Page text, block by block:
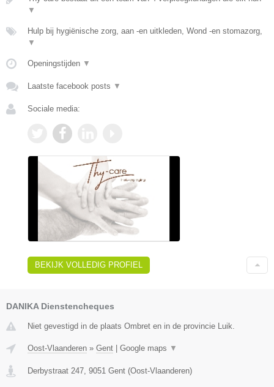
▼
Hulp bij hygiënische zorg, aan -en uitkleden, Wond -en stomazorg,
▼
Openingstijden ▼
Laatste facebook posts ▼
Sociale media:
BEKIJK VOLLEDIG PROFIEL
DANIKA Dienstencheques
Niet gevestigd in de plaats Ombret en in de provincie Luik.
Oost-Vlaanderen » Gent | Google maps ▼
Derbystraat 247 9051 Gent (Oost-Vlaanderen)